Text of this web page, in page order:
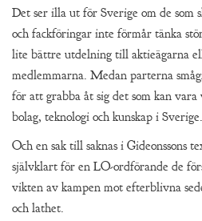
Det ser illa ut för Sverige om de som
och fackföringar inte förmår tänka
lite bättre utdelning till aktieägarna
medlemmarna. Medan parterna
för att grabba åt sig det som kan
bolag, teknologi och kunskap i Sverige.
Och en sak till saknas i Gideonssons
självklart för en LO-ordförande de
vikten av kampen mot efterblivna
och lathet.